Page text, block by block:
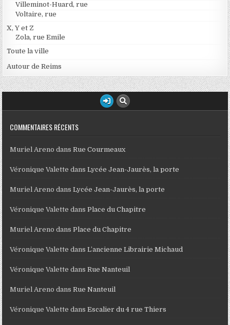
Villeminot-Huard, rue
Voltaire, rue
X, Y et Z
Zola, rue Emile
Toute la ville
Autour de Reims
COMMENTAIRES RÉCENTS
Muriel Areno dansRue Courmeaux
Véronique Valette dansLycée Jean-Jaurès, la porte
Muriel Areno dansLycée Jean-Jaurès, la porte
Véronique Valette dansPlace du Chapitre
Muriel Areno dansPlace du Chapitre
Véronique Valette dansL’ancienne Librairie Michaud
Véronique Valette dansRue Nanteuil
Muriel Areno dansRue Nanteuil
Véronique Valette dansEscalier du 4 rue Thiers